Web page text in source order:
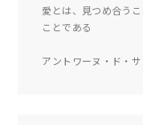
愛とは、見つめ合う
ことである
アントワーヌ・ド・サ